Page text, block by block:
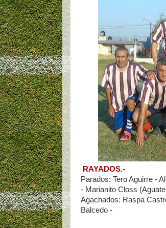
RAYADOS.-
Parados: Tero Aguirre -
- Marianito Closs
Agachados: Raspa
Balcedo -